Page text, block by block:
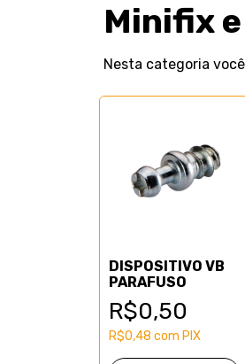
Minifix e
Nesta categoria
DISPOSITIVO VB
PARAFUSO
R$0,50
R$0,48 com PIX